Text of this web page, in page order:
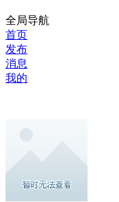
全局导航
首页
发布
消息
我的